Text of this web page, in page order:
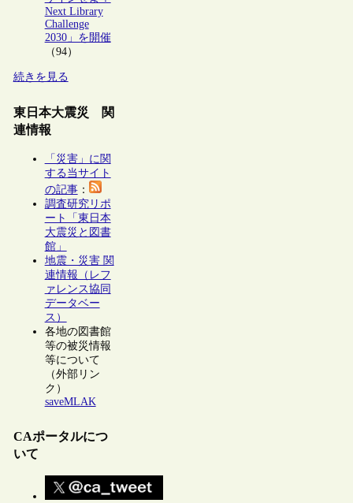
Next Library
Challenge
2030」を開催
（94）
続きを見る
東日本大震災 関
連情報
「災害」に関
する当サイト
の記事：
調査研究リポ
ート「東日本
大震災と図書
館」
地震・災害 関
連情報（レフ
ァレンス協同
データベー
ス）
各地の図書館
等の被災情報
等について
（外部リン
ク）
saveMLAK
CAポータルにつ
いて